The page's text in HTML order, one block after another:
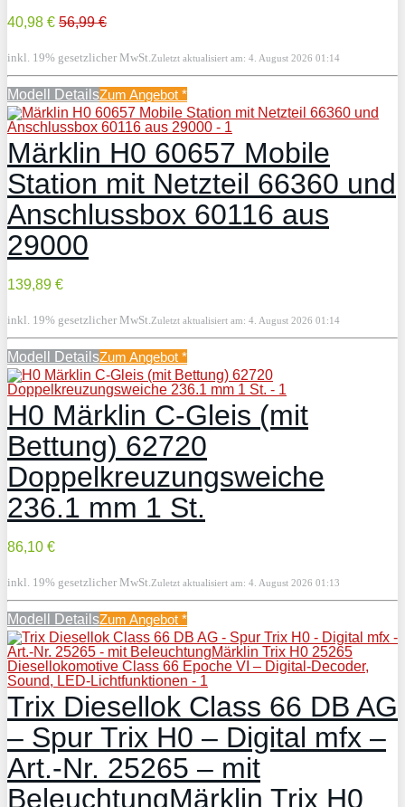
40,98 € 56,99 €
inkl. 19% gesetzlicher MwSt. Zuletzt aktualisiert am: 4. August 2026 01:14
Modell DetailsZum Angebot *
Märklin H0 60657 Mobile
Station mit Netzteil 66360 und
Anschlussbox 60116 aus
29000
139,89 €
inkl. 19% gesetzlicher MwSt. Zuletzt aktualisiert am: 4. August 2026 01:14
Modell DetailsZum Angebot *
H0 Märklin C-Gleis (mit
Bettung) 62720
Doppelkreuzungsweiche
236.1 mm 1 St.
86,10 €
inkl. 19% gesetzlicher MwSt. Zuletzt aktualisiert am: 4. August 2026 01:13
Modell DetailsZum Angebot *
Trix Diesellok Class 66 DB AG
– Spur Trix H0 – Digital mfx –
Art.-Nr. 25265 – mit
BeleuchtungMärklin Trix H0